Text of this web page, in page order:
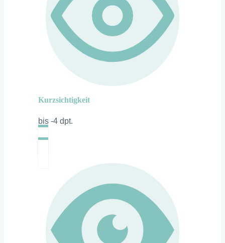
Kurzsichtigkeit
bis -4 dpt.